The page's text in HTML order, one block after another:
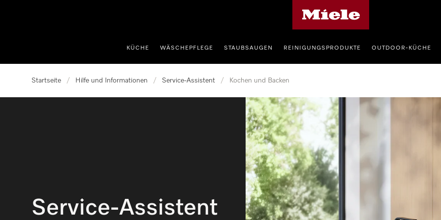
KÜCHE WÄSCHEPFLEGE STAUBSAUGEN REINIGUNGSPRODUKTE OUTDOOR-KÜCHE
Startseite / Hilfe und Informationen / Service-Assistent / Kochen und Backen
Service-Assistent